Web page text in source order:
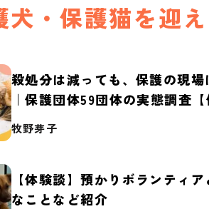
犬・保護猫を迎
殺処分は減っても、保護の現
｜保護団体59団体の実態調査
2026】
牧野芽子
【体験談】預かりボランティ
なことなど紹介